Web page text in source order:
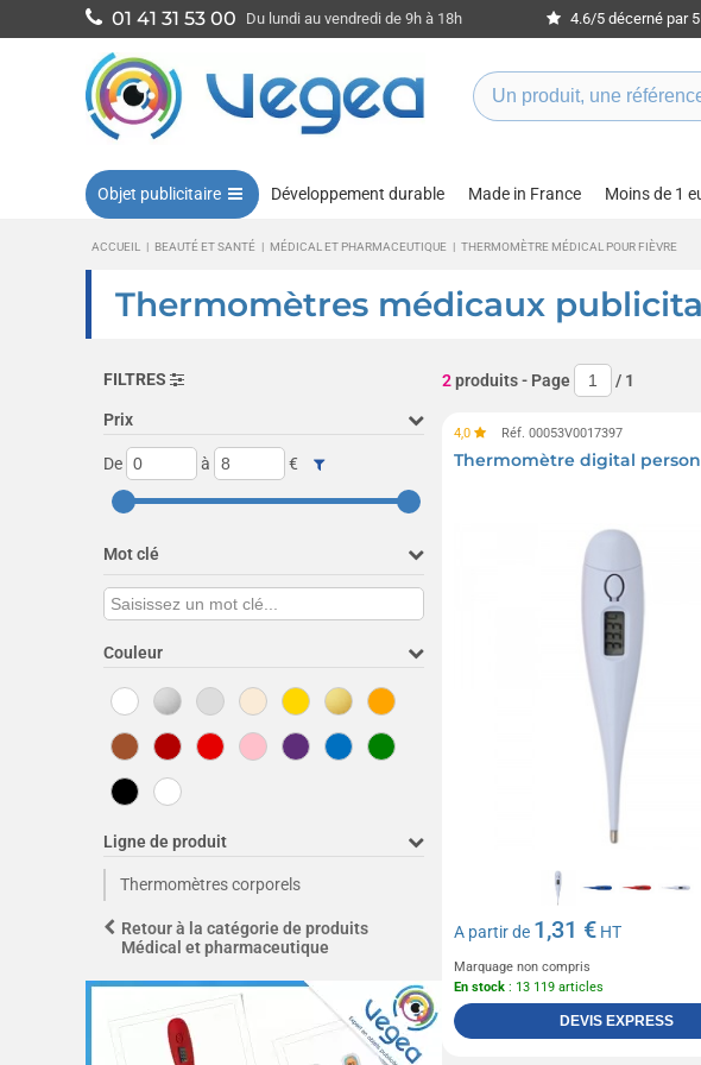
01 41 31 53 00 Du lundi au vendredi de 9h à 18h 4.6/5 décerné par
Objet publicitaire Développement durable Made in France Moins de 1
ACCUEIL | BEAUTÉ ET SANTÉ | MÉDICAL ET PHARMACEUTIQUE | THERMOMÈTRE MÉDICAL POUR FIÈVRE
Thermomètres médicaux
FILTRES
Prix
De à €
Mot clé
Couleur
Ligne de produit
Thermomètres corporels
Retour à la catégorie de produits
Médical et pharmaceutique
2produits- Page / 1
4,0 Réf. 00053V0017397
Thermomètre digital
A partir de 1,31 € HT
Marquage non compris
En stock : 13 119 articles
DEVIS EXPRESS